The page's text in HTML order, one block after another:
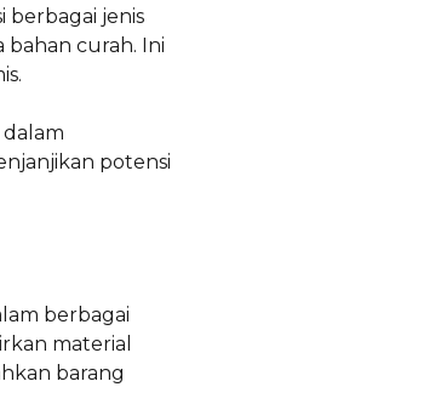
jenis
curah. Ini
potensi
berbagai
material
barang